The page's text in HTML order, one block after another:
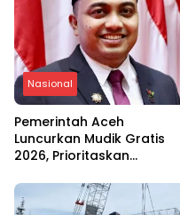
Nasional
Pemerintah Aceh
Luncurkan Mudik Gratis
2026, Prioritaskan